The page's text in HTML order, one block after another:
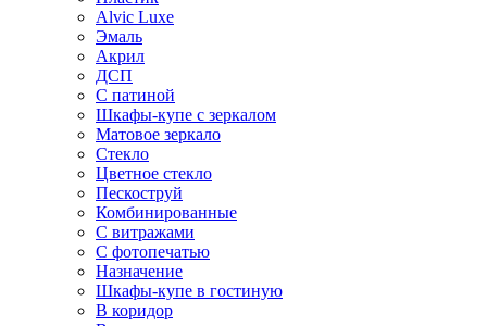
Alvic Luxe
Эмаль
Акрил
ДСП
С патиной
Шкафы-купе с зеркалом
Матовое зеркало
Стекло
Цветное стекло
Пескоструй
Комбинированные
С витражами
С фотопечатью
Назначение
Шкафы-купе в гостиную
В коридор